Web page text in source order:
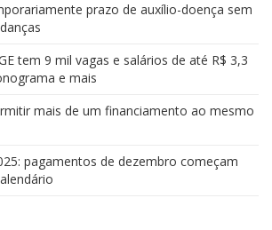
prazo de auxílio-doença sem
tem 9 mil vagas e salários de até R$ 3,3
e mais
mais de um financiamento ao mesmo
pagamentos de dezembro começam